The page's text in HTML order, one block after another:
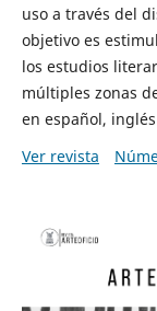
uso a través del
objetivo es
los estudios
múltiples zonas
en español,
Ver revista